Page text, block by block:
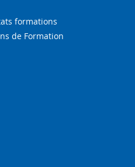
formations
de Formation